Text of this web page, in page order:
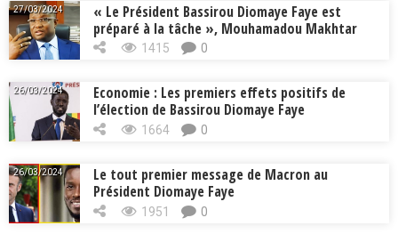
27/03/2024
« Le Président Bassirou Diomaye Faye est
préparé à la tâche », Mouhamadou Makhtar
Cissé, Min. Intérieur
1415 0
26/03/2024
Economie : Les premiers effets positifs de
l’élection de Bassirou Diomaye Faye
1664 0
26/03/2024
Le tout premier message de Macron au
Président Diomaye Faye
1951 0